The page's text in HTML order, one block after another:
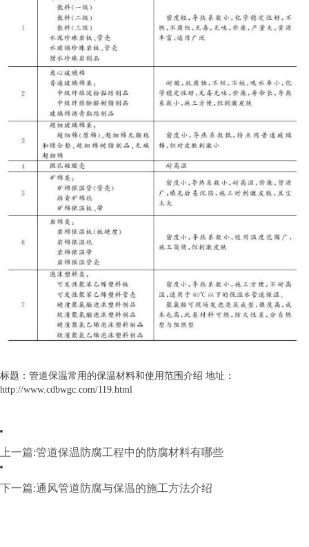
标题：管道保温常用的保温材料和使用范围介绍 地址：
http://www.cdbwgc.com/119.html
上一篇:管道保温防腐工程中的防腐材料有哪些
下一篇:通风管道防腐与保温的施工方法介绍